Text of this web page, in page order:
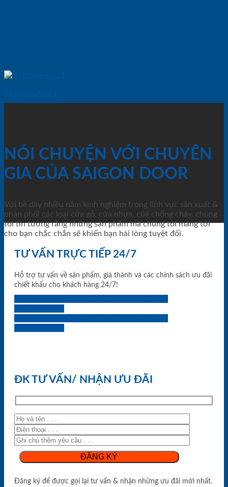
Tủ Quần Áo 21
NÓI CHUYỆN VỚI CHUYÊN
GIA CỦA SAIGON DOOR
Với bề dày nhiều năm kinh nghiệm trong lĩnh vực sản xuất &
phân phối các loại cửa gỗ, cửa nhựa, của chống cháy, chúng
tôi tin tưởng rằng những sản phẩm mà chúng tôi mang tới
cho bạn chắc chắn sẽ khiến bạn hài lòng tuyệt đối.
TƯ VẤN TRỰC TIẾP 24/7
Hỗ trợ tư vấn về sản phẩm, giá thành và các chính sách ưu đãi
chiết khấu cho khách hàng 24/7!
ĐK TƯ VẤN/ NHẬN ƯU ĐÃI
Đăng ký để được gọi lại tư vấn & nhận những ưu đãi mới nhất.